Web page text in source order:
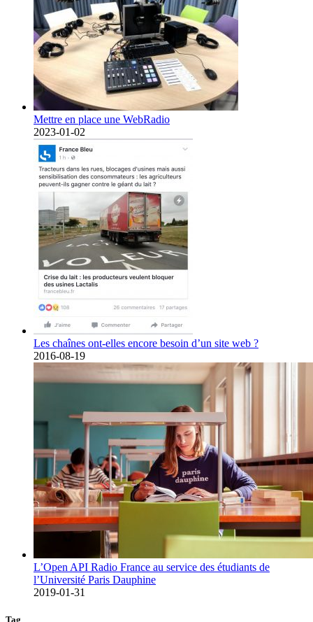
Mettre en place une WebRadio
2023-01-02
Les chaînes ont-elles encore besoin d’un site web ?
2016-08-19
L’Open API Radio France au service des étudiants de
l’Université Paris Dauphine
2019-01-31
Tag